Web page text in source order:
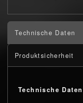
Technische Daten
Produktsicherheit
Technische Daten